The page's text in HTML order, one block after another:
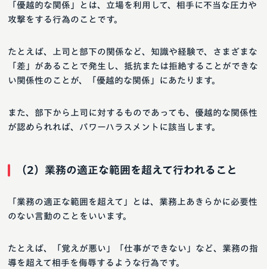
「優越的な関係」とは、立場を利用して、相手に不当な圧力や
攻撃をする行為のことです。
たとえば、上司と部下の関係など、知識や経験で、さまざまな
「差」があることで発生し、抵抗または拒絶することができな
い関係性のことが、「優越的な関係」にあたります。
また、部下から上司に対するものであっても、優越的な関係性
が認められれば、パワーハラスメントに該当します。
（2）業務の適正な範囲を超えて行われること
「業務の適正な範囲を超えて」とは、業務上あきらかに必要性
のない言動のことをいいます。
たとえば、「覚えが悪い」「仕事ができない」など、業務の指
導を超えて相手を侮辱するような行為です。